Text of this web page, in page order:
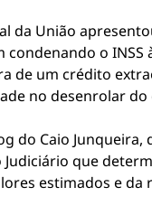
da União
condenando o
de um crédito
no desenrolar
do Caio Junqueira,
Judiciário que
estimados e da